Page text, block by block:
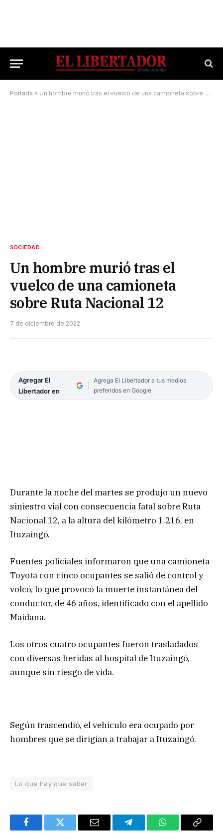
Portada » Un hombre murió tras el vuelco de una camioneta sobre Ruta Nacional 12
SOCIEDAD
Un hombre murió tras el
vuelco de una camioneta
sobre Ruta Nacional 12
7 de diciembre de 2022
Agregar El
Libertador en
Agrega El Libertador a tus medios
preferidos en Google
Durante la noche del martes se produjo un nuevo
siniestro vial con consecuencia fatal sobre Ruta
Nacional 12, a la altura del kilómetro 1.216, en
Ituzaingó.
Fuentes policiales informaron que una camioneta
Toyota con cinco ocupantes se salió de control y
volcó, lo que provocó la muerte instantánea del
conductor, de 46 años, identificado con el apellido
Maidana.
Los otros cuatro ocupantes fueron trasladados
con diversas heridas al hospital de Ituzaingó,
aunque sin riesgo de vida.
Según trascendió, el vehículo era ocupado por
hombres que se dirigían a trabajar a Ituzaingó.
Lo que hay que saber
FacebookTwitter Email TelegramWhatsAppCopy